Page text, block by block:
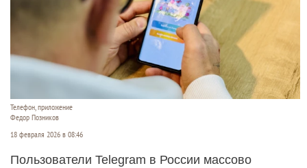
Телефон, приложение
Федор Позников
18 февраля 2026 в 08:46
Пользователи Telegram в России массово